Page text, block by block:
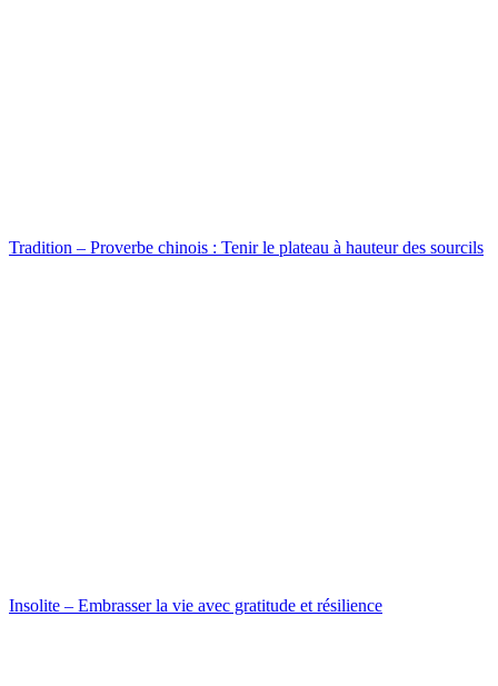
Tradition – Proverbe chinois : Tenir le plateau à hauteur des sourcils
Insolite – Embrasser la vie avec gratitude et résilience